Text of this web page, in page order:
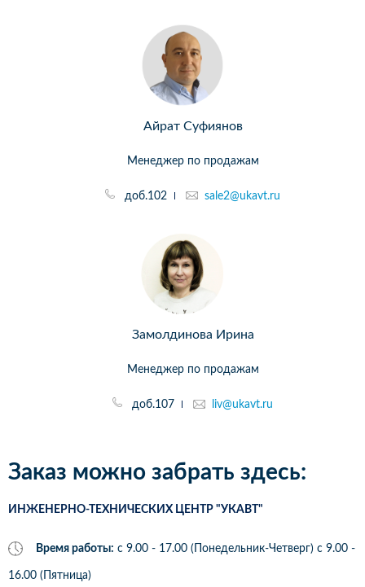
Айрат Суфиянов
Менеджер по продажам
доб.102 sale2@ukavt.ru
Замолдинова Ирина
Менеджер по продажам
доб.107 liv@ukavt.ru
Заказ можно забрать здесь:
ИНЖЕНЕРНО-ТЕХНИЧЕСКИХ ЦЕНТР "УКАВТ"
Время работы: с 9.00 - 17.00 (Понедельник-Четверг) c 9.00 -
16.00 (Пятница)